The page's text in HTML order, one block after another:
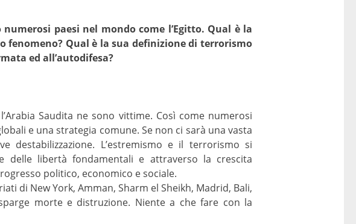
paesi nel mondo come l’Egitto. Qual è la
fenomeno? Qual è la sua definizione di terrorismo
ed all’autodifesa?
Saudita ne sono vittime. Così come numerosi
e una strategia comune. Se non ci sarà una vasta
L’estremismo e il terrorismo si
delle libertà fondamentali e attraverso la crescita
politico, economico e sociale.
di New York, Amman, Sharm el Sheikh, Madrid, Bali,
morte e distruzione. Niente a che fare con la